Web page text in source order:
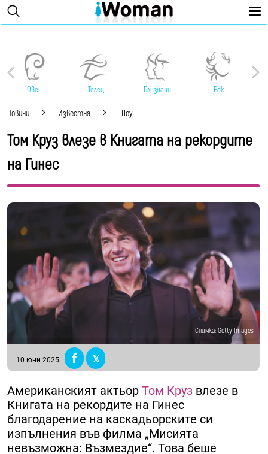
Овен Телец Близнаци Рак
Новини Известна Шоу
Том Круз влезе в Книгата на рекордите
на Гинес
Снимка: Getty Images
10 юни 2025
Американският актьор Том Круз влезе в
Книгата на рекордите на Гинес
благодарение на каскадьорските си
изпълнения във филма „Мисията
невъзможна: Възмездие“. Това беше